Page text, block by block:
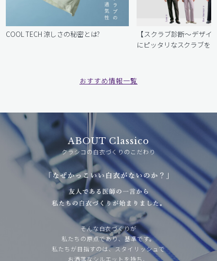
COOL TECH 涼しさの秘密とは?
【スクラブ診断〜デザイ
にピッタリなスクラブを
おすすめ情報一覧
ABOUT Classico
クラシコの白衣づくりのこだわり
そんな白衣づくりが
私たちの原点であり、基準です。
私たちが目指すのは、スタイリッシュで
お洒落なシルエットを持ち、